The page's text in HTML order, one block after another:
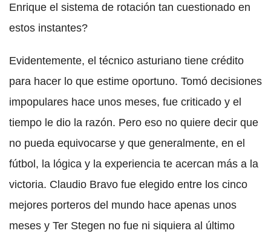
Enrique el sistema de rotación tan cuestionado en
estos instantes?
Evidentemente, el técnico asturiano tiene crédito
para hacer lo que estime oportuno. Tomó decisiones
impopulares hace unos meses, fue criticado y el
tiempo le dio la razón. Pero eso no quiere decir que
no pueda equivocarse y que generalmente, en el
fútbol, la lógica y la experiencia te acercan más a la
victoria. Claudio Bravo fue elegido entre los cinco
mejores porteros del mundo hace apenas unos
meses y Ter Stegen no fue ni siquiera al último